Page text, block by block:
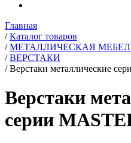
Главная
/ Каталог товаров
/ МЕТАЛЛИЧЕСКАЯ
/ ВЕРСТАКИ
/ Верстаки металлические
Верстаки
серии